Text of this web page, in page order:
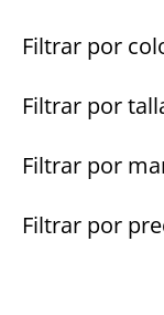
Filtrar por
Filtrar por
Filtrar por
Filtrar por